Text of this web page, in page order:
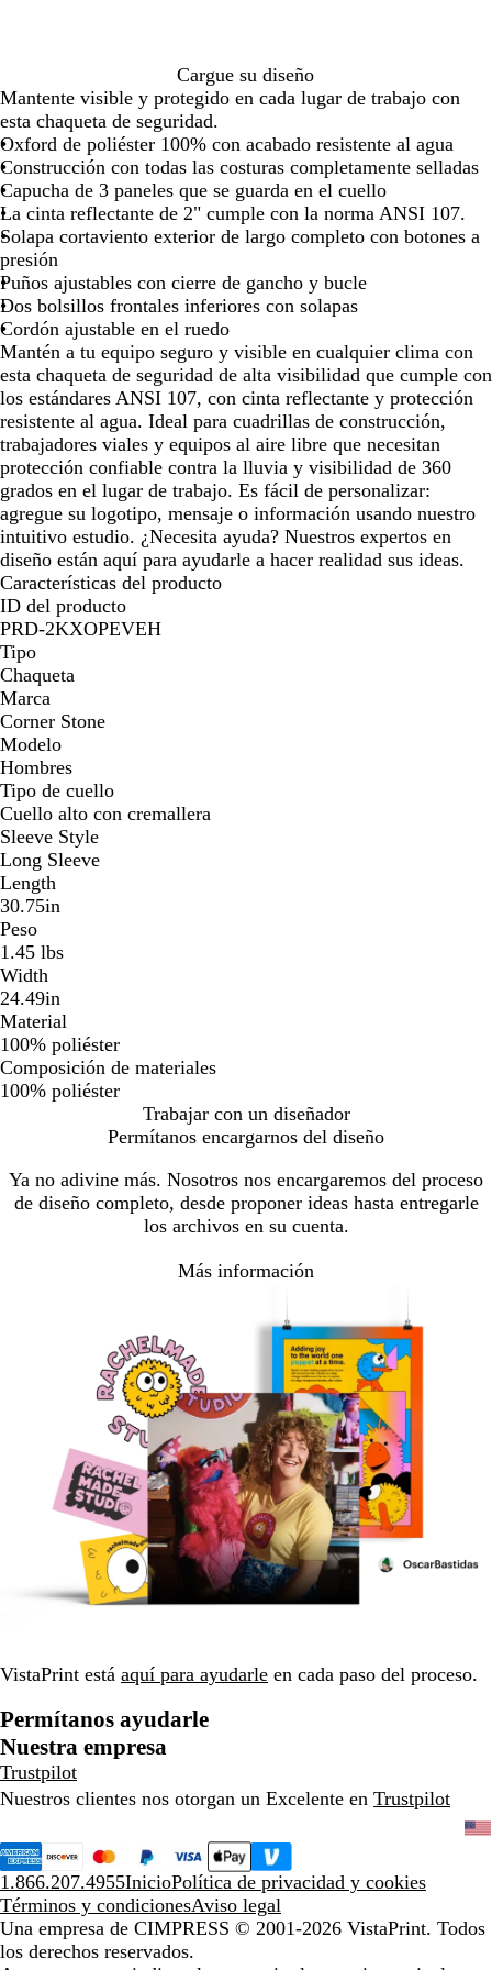
arrastrar arrastrar
para
arrastrar
para
arrastrar arrastrar arrastrar
e
s
e
g
u
r
i
d
a
d
/
N
e
g
r
o
Cargue su diseño
Mantente visible y protegido en cada lugar de trabajo con
esta chaqueta de seguridad.
Oxford de poliéster 100% con acabado resistente al agua
Construcción con todas las costuras completamente selladas
Capucha de 3 paneles que se guarda en el cuello
La cinta reflectante de 2" cumple con la norma ANSI 107.
Solapa cortaviento exterior de largo completo con botones a
presión
Puños ajustables con cierre de gancho y bucle
Dos bolsillos frontales inferiores con solapas
Cordón ajustable en el ruedo
Mantén a tu equipo seguro y visible en cualquier clima con
esta chaqueta de seguridad de alta visibilidad que cumple con
los estándares ANSI 107, con cinta reflectante y protección
resistente al agua. Ideal para cuadrillas de construcción,
trabajadores viales y equipos al aire libre que necesitan
protección confiable contra la lluvia y visibilidad de 360
grados en el lugar de trabajo. Es fácil de personalizar:
agregue su logotipo, mensaje o información usando nuestro
intuitivo estudio. ¿Necesita ayuda? Nuestros expertos en
diseño están aquí para ayudarle a hacer realidad sus ideas.
Características del producto
ID del producto
PRD-2KXOPEVEH
Tipo
Chaqueta
Marca
Corner Stone
Modelo
Hombres
Tipo de cuello
Cuello alto con cremallera
Sleeve Style
Long Sleeve
Length
30.75in
Peso
1.45 lbs
Width
24.49in
Material
100% poliéster
Composición de materiales
100% poliéster
Trabajar con un diseñador
Permítanos encargarnos del diseño
Ya no adivine más. Nosotros nos encargaremos del proceso
de diseño completo, desde proponer ideas hasta entregarle
los archivos en su cuenta.
Más información
VistaPrint está aquí para ayudarle en cada paso del proceso.
Permítanos ayudarle
Nuestra empresa
Trustpilot
Nuestros clientes nos otorgan un Excelente en Trustpilot
1.866.207.4955InicioPolítica de privacidad y cookies
Términos y condicionesAviso legal
Una empresa de CIMPRESS © 2001-2026 VistaPrint. Todos
los derechos reservados.